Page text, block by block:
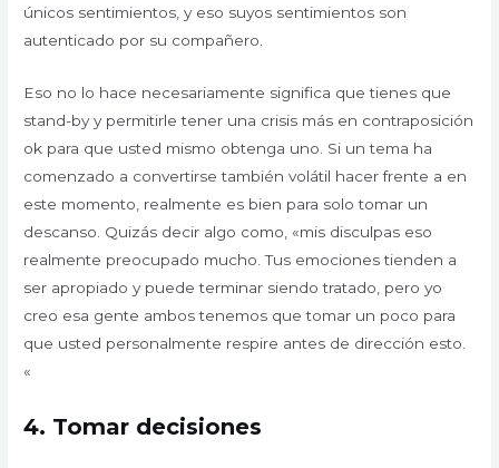
únicos sentimientos, y eso suyos sentimientos son
autenticado por su compañero.
Eso no lo hace necesariamente significa que tienes que
stand-by y permitirle tener una crisis más en contraposición
ok para que usted mismo obtenga uno. Si un tema ha
comenzado a convertirse también volátil hacer frente a en
este momento, realmente es bien para solo tomar un
descanso. Quizás decir algo como, «mis disculpas eso
realmente preocupado mucho. Tus emociones tienden a
ser apropiado y puede terminar siendo tratado, pero yo
creo esa gente ambos tenemos que tomar un poco para
que usted personalmente respire antes de dirección esto.
«
4. Tomar decisiones